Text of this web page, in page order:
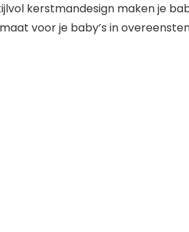
kerstmandesign maken je
voor je baby’s in